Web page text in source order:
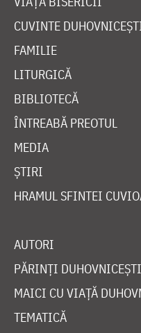
CUVINTE
FAMILIE
LITURGICĂ
BIBLIOTECĂ
ÎNTREABĂ PREOTUL
MEDIA
ȘTIRI
HRAMUL SFINTEI
AUTORI
PĂRINȚI DUHOVNICEȘTI
MAICI CU VIAȚĂ
TEMATICĂ